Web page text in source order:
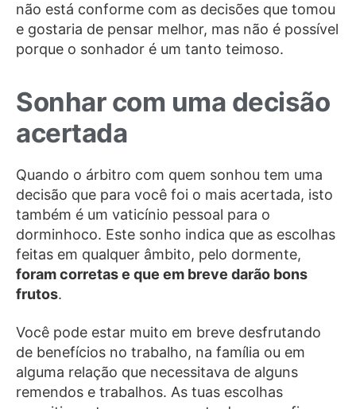
não está conforme com as decisões que tomou
e gostaria de pensar melhor, mas não é possível
porque o sonhador é um tanto teimoso.
Sonhar com uma decisão
acertada
Quando o árbitro com quem sonhou tem uma
decisão que para você foi o mais acertada, isto
também é um vaticínio pessoal para o
dorminhoco. Este sonho indica que as escolhas
feitas em qualquer âmbito, pelo dormente,
foram corretas e que em breve darão bons
frutos.
Você pode estar muito em breve desfrutando
de benefícios no trabalho, na família ou em
alguma relação que necessitava de alguns
remendos e trabalhos. As tuas escolhas